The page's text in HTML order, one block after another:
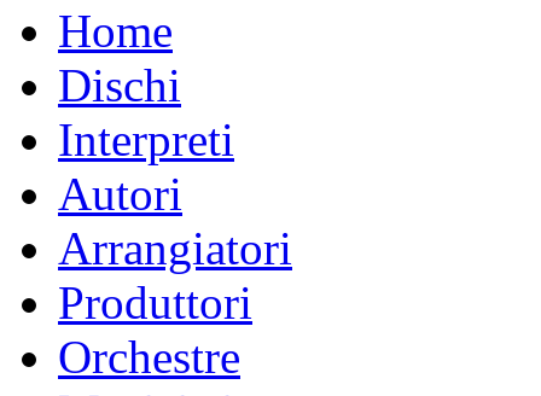
Home
Dischi
Interpreti
Autori
Arrangiatori
Produttori
Orchestre